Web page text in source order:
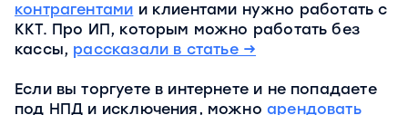
контрагентами и клиентами нужно работать с
ККТ. Про ИП, которым можно работать без
кассы, рассказали в статье →
Если вы торгуете в интернете и не попадаете
под НПД и исключения, можноарендовать